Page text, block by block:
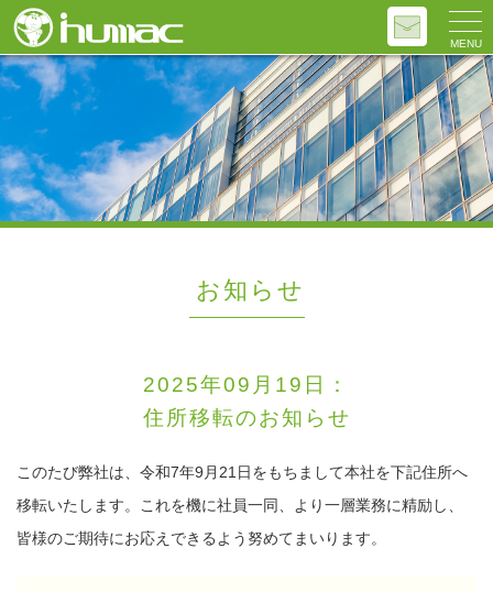
お知らせ
2025年09月19日：
住所移転のお知らせ
このたび弊社は、令和7年9月21日をもちまして本社を下記住所へ
移転いたします。
これを機に社員一同、より一層業務に精励し、
皆様のご期待にお応えできるよう努めてまいります。
MENU